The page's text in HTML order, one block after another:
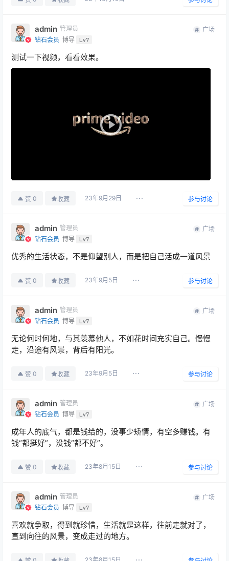
admin 管理员
钻石会员 博导 Lv7
广场
测试一下视频，看看效果。
赞 0 收藏 23年9月29日 参与讨论
admin 管理员
钻石会员 博导 Lv7
广场
优秀的生活状态，不是仰望别人，而是把自己活成一道风景
赞 0 收藏 23年9月5日 参与讨论
admin 管理员
钻石会员 博导 Lv7
广场
无论何时何地，与其羡慕他人，不如花时间充实自己。慢慢
走，沿途有风景，背后有阳光。
赞 0 收藏 23年9月5日 参与讨论
admin 管理员
钻石会员 博导 Lv7
广场
成年人的底气，都是钱给的，没事少矫情，有空多赚钱。有
钱“都挺好”，没钱“都不好”。
赞 0 收藏 23年8月15日 参与讨论
admin 管理员
钻石会员 博导 Lv7
广场
喜欢就争取，得到就珍惜，生活就是这样，往前走就对了，
直到向往的风景，变成走过的地方。